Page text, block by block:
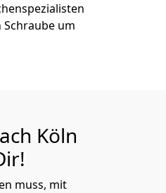
um
Köln
muss, mit